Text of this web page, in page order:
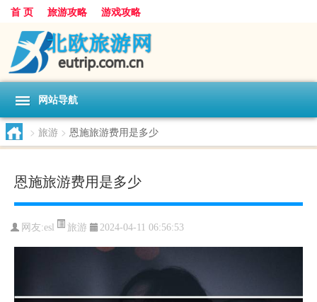
首 页 旅游攻略 游戏攻略
网站导航
> 旅游 > 恩施旅游费用是多少
恩施旅游费用是多少
网友:esl 旅游 2024-04-11 06:56:53